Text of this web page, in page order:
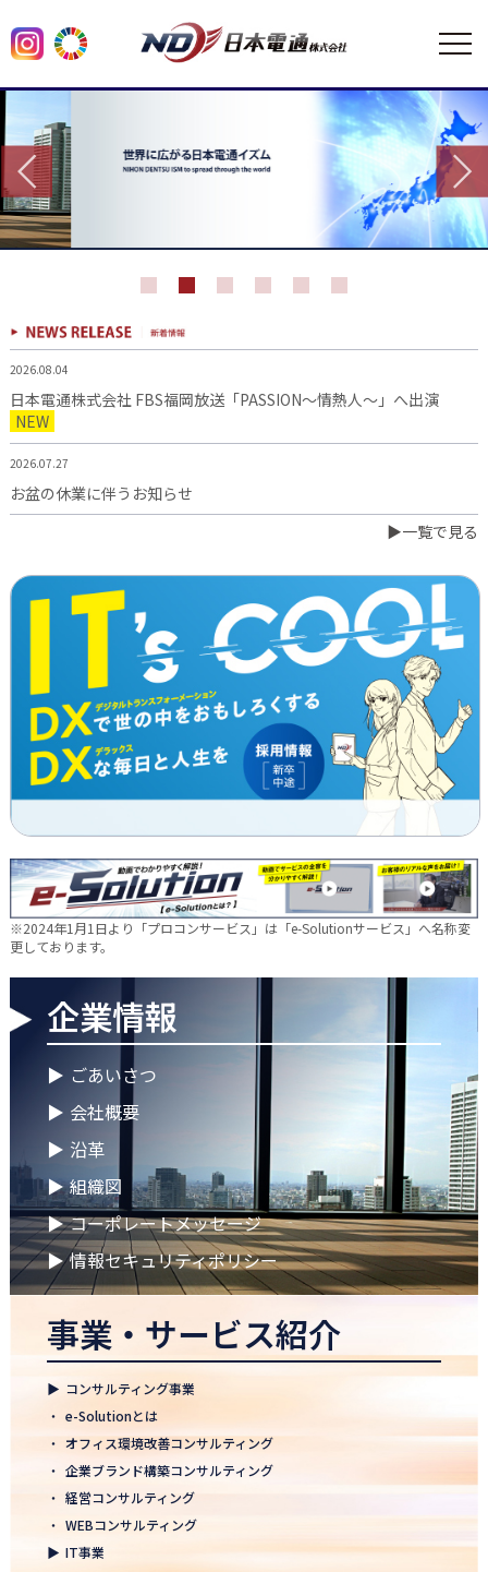
2026.08.04
日本電通株式会社 FBS福岡放送「PASSION～情熱人～」へ出演
NEW
2026.07.27
お盆の休業に伴うお知らせ
日本電通グループ、食品事業へ新たな挑戦 ～株式会社中野和一
郎商店をグループ会社化し食品製造事業を開始～
2026.06.16
新卒10期生 辞令交付式を行いました
2026.05.28
現場に新たな活気を！NDTEC株式会社に4名の仲間が加わりました
🔧
2026.05.13
新卒第10期生 OJT研修の様子をご紹介✨
2026.04.28
2026.04.28
ゴールデンウイークに伴う休業期間のお知らせ
2026.04.25
徳島オフィス 事務所移転のお知らせ
2026.04.02
🌸2026年度 入社式🌸
2026.03.09
健康経営優良法人2026に認定 ― 日本電通グループの健康経営への
取り組み
2026.02.09
「すべての日本企業を世界へ」─ 日本電通株式会社、登録支援機
2026.01.26
知覧幹部研修に行って参りました
2026年 新年のご挨拶
2025.12.26
▶一覧で見る
※2024年1月1日より「プロコンサービス」は「e-Solutionサービス」へ名称変
更しております。
企業情報
▶ ごあいさつ
▶ 会社概要
▶ 沿革
▶ 組織図
▶ コーポレートメッセージ
▶ 情報セキュリティポリシー
事業・サービス紹介
▶ コンサルティング事業
・ e-Solutionとは
・ オフィス環境改善コンサルティング
・ 企業ブランド構築コンサルティング
・ 経営コンサルティング
・ WEBコンサルティング
▶ IT事業